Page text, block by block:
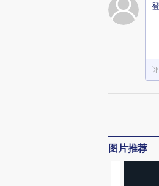
图片推荐